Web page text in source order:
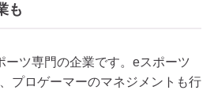
も
ーツ専門の企業です。eスポーツ
プロゲーマーのマネジメントも行